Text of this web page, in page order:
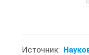
Источник: